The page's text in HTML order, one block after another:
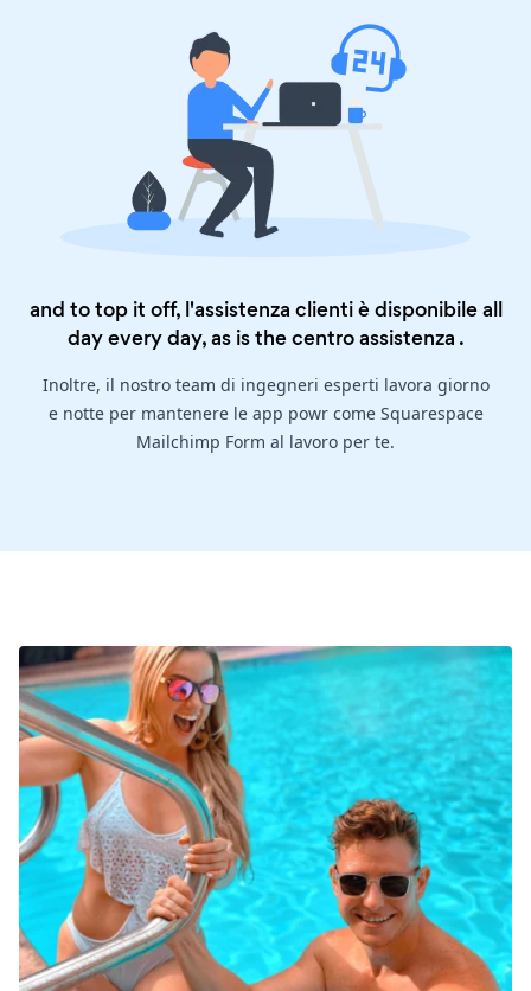
and to top it off, l'assistenza clienti è disponibile all
day every day, as is thecentro assistenza .
Inoltre, il nostro team di ingegneri esperti lavora giorno
e notte per mantenere le app powr come Squarespace
Mailchimp Form al lavoro per te.